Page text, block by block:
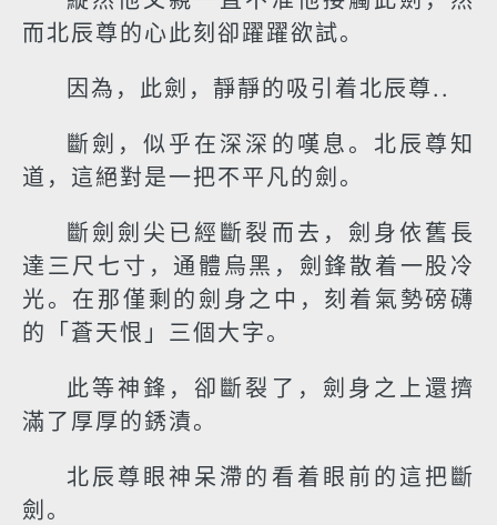
而北辰尊的心此刻卻躍躍欲試。
因為，此劍，靜靜的吸引着北辰尊..
斷劍，似乎在深深的嘆息。北辰尊知
道，這絕對是一把不平凡的劍。
斷劍劍尖已經斷裂而去，劍身依舊長
達三尺七寸，通體烏黑，劍鋒散着一股冷
光。在那僅剩的劍身之中，刻着氣勢磅礴
的「蒼天恨」三個大字。
此等神鋒，卻斷裂了，劍身之上還擠
滿了厚厚的銹漬。
北辰尊眼神呆滯的看着眼前的這把斷
劍。